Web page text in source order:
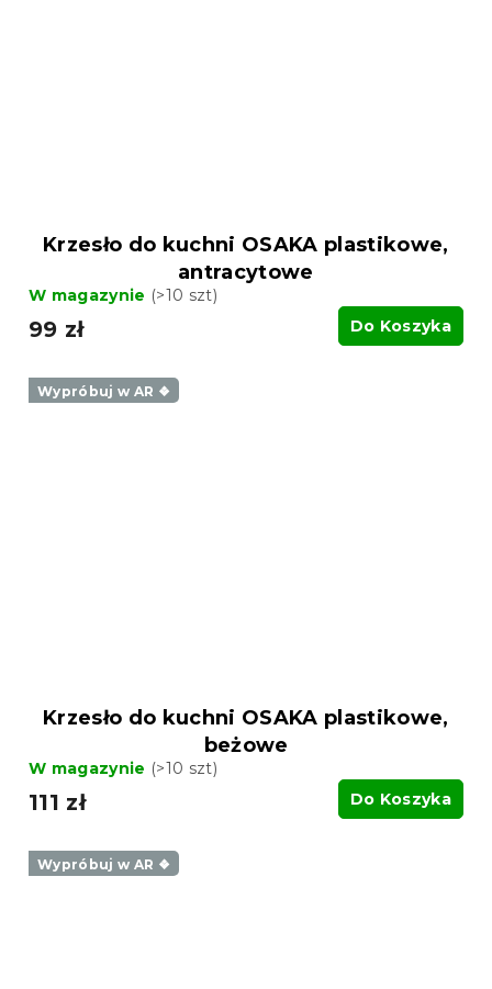
Krzesło do kuchni OSAKA plastikowe,
antracytowe
W magazynie (>10 szt)
99 zł Do Koszyka
Wypróbuj w AR ❖
Krzesło do kuchni OSAKA plastikowe,
beżowe
W magazynie (>10 szt)
111 zł Do Koszyka
Wypróbuj w AR ❖